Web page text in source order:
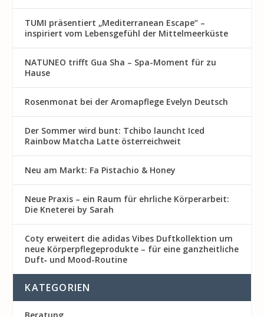
TUMI präsentiert „Mediterranean Escape“ –
inspiriert vom Lebensgefühl der Mittelmeerküste
NATUNEO trifft Gua Sha – Spa-Moment für zu
Hause
Rosenmon at bei der Aromapflege Evelyn Deutsch
Der Sommer wird bunt: Tchibo launcht Iced
Rainbow Matcha Latte österreichweit
Neu am Markt: Fa Pistachio & Honey
Neue Praxis – ein Raum für ehrliche Körperarbeit:
Die Kneterei by Sarah
Coty erweitert die adidas Vibes Duftkollektion um
neue Körperpflegeprodukte – für eine ganzheitliche
Duft‑ und Mood-Routine
KATEGORIEN